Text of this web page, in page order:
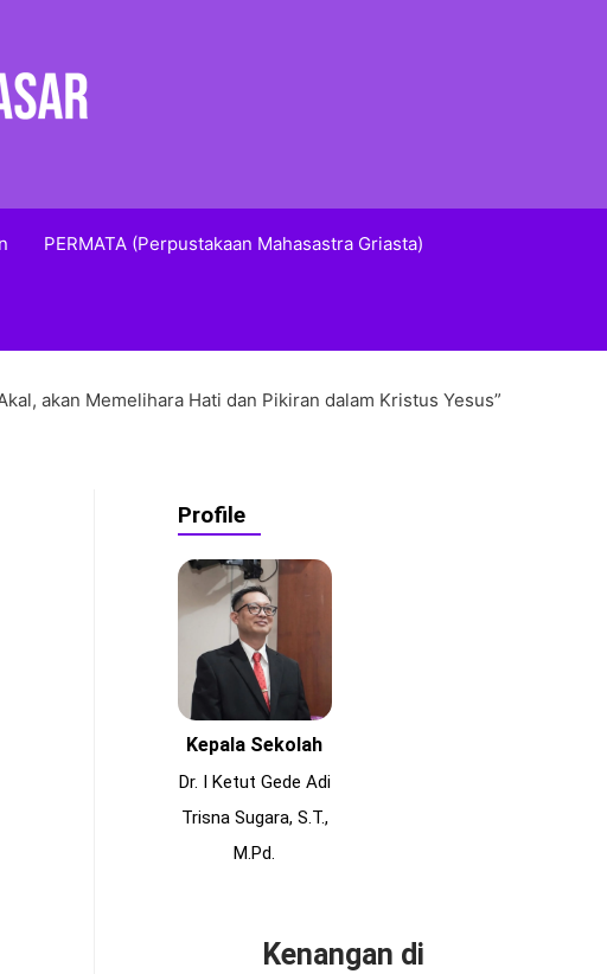
PERMATA (Perpustakaan Mahasastra Griasta)
akan Memelihara Hati dan Pikiran dalam Kristus Yesus”
Profile
Kepala Sekolah
Dr. I Ketut Gede Adi
Trisna Sugara, S.T.,
M.Pd.
Kenangan di